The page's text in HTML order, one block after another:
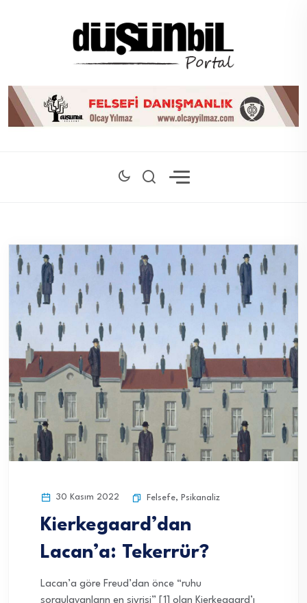
30 Kasım 2022 Felsefe, Psikanaliz
Kierkegaard’dan
Lacan’a: Tekerrür?
Lacan’a göre Freud’dan önce “ruhu
sorgulayanların en sivrisi” [1] olan Kierkegaard’ı